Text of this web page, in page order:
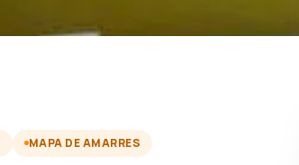
MAPA DE AMARRES